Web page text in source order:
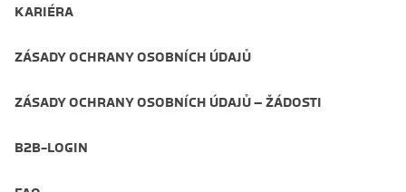
KARIÉRA
ZÁSADY OCHRANY OSOBNÍCH ÚDAJŮ
ZÁSADY OCHRANY OSOBNÍCH ÚDAJŮ – ŽÁDOSTI
B2B-LOGIN